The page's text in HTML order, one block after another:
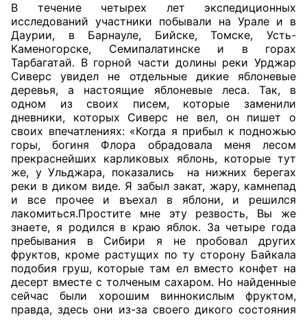
В течение четырех лет экспедиционных
исследований участники побывали на Урале и в
Даурии, в Барнауле, Бийске, Томске, Усть-
Каменогорске, Семипалатинске и в горах
Тарбагатай. В горной части долины реки Урджар
Сиверс увидел не отдельные дикие яблоневые
деревья, а настоящие яблоневые леса. Так, в
одном из своих писем, которые заменили
дневники, которых Сиверс не вел, он пишет о
своих впечатлениях: «Когда я прибыл к подножью
горы, богиня Флора обрадовала меня лесом
прекраснейших карликовых яблонь, которые тут
же, у Ульджара, показались
на нижних берегах
реки в диком виде. Я забыл закат, жару, камнепад
и все прочее и въехал в яблони, и решился
лакомиться.Простите мне эту резвость, Вы же
знаете, я родился в краю яблок. За четыре года
пребывания в Сибири я не пробовал других
фруктов, кроме растущих по ту сторону Байкала
подобия груш, которые там ел вместо конфет на
десерт вместе с толченым сахаром. Но найденные
сейчас были хорошим виннокислым фруктом,
правда, здесь они из-за своего дикого состояния